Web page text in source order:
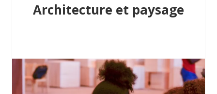
Architecture et paysage